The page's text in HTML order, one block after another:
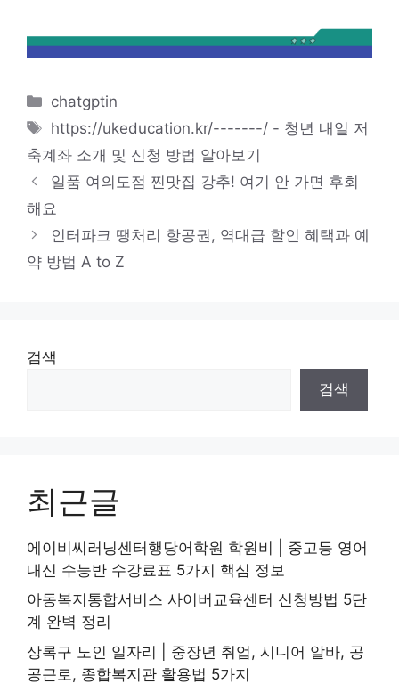
카
테
리
chatgptin
태
그
https://ukeducation.kr/-------/ - 청년 내일 저
축계좌 소개 및 신청 방법 알아보기
일품 여의도점 찐맛집 강추! 여기 안 가면 후회
해요
인터파크 땡처리 항공권, 역대급 할인 혜택과 예
약 방법 A to Z
검색
검색
최근글
에이비씨러닝센터행당어학원 학원비 | 중고등 영어
내신 수능반 수강료표 5가지 핵심 정보
아동복지통합서비스 사이버교육센터 신청방법 5단
계 완벽 정리
상록구 노인 일자리 | 중장년 취업, 시니어 알바, 공
공근로, 종합복지관 활용법 5가지